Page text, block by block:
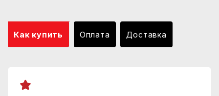
Как купить Оплата Доставка